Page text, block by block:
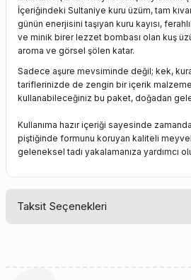
İçeriğindeki Sultaniye kuru üzüm, tam
günün enerjisini taşıyan kuru kayısı,
ve minik birer lezzet bombası olan kuş
aroma ve görsel şölen katar.
Sadece aşure mevsiminde değil; kek,
tariflerinizde de zengin bir içerik
kullanabileceğiniz bu paket, doğadan
Kullanıma hazır içeriği sayesinde
piştiğinde formunu koruyan kaliteli
geleneksel tadı yakalamanıza yardımcı
Taksit Seçenekleri